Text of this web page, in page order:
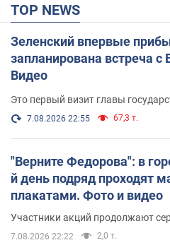
TOP NEWS
Зеленский впервые
запланирована встреча с
Видео
Это первый визит главы
7.08.2026 22:55 67,3 т.
"Верните Федорова": в
й день подряд проходят
плакатами. Фото и видео
Участники акций продолжают
7.08.2026 22:22 2,0 т.